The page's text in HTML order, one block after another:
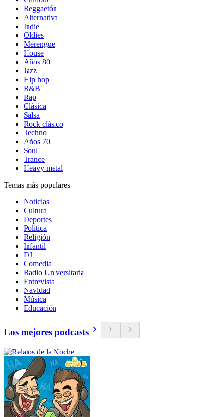
Reggaetón
Alternativa
Indie
Oldies
Merengue
House
Años 80
Jazz
Hip hop
R&B
Rap
Clásica
Salsa
Rock clásico
Techno
Años 70
Soul
Trance
Heavy metal
Temas más populares
Noticias
Cultura
Deportes
Política
Religión
Infantil
DJ
Comedia
Radio Universitaria
Entrevista
Navidad
Música
Educación
Los mejores podcasts